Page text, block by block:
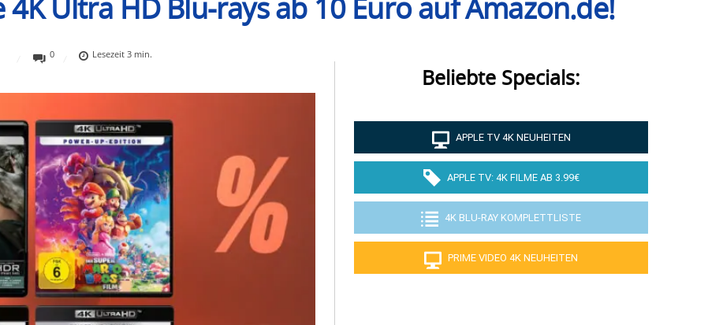
4K Ultra HD Blu-rays ab 10 Euro auf Amazon.de!
0 Lesezeit3 min.
Beliebte Specials:
APPLE TV 4K NEUHEITEN
APPLE TV: 4K FILME AB 3.99€
4K BLU-RAY KOMPLETTLISTE
PRIME VIDEO 4K NEUHEITEN